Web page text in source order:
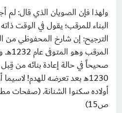
ولهذا فإن الصويان الذي قال: لم
البناء للمرقب؛ يقول في الوقت
الترجيح: إن شارخ المحفوظي من
صحيحاً في حالة إعادة بنائه من
1230هـ بعد تعرضه للهدم!
أولاده سكنوا الشنانة. (صفحات
ص15)